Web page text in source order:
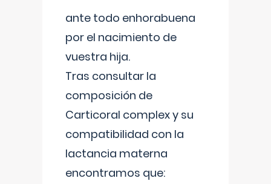
ante todo enhorabuena
por el nacimiento de
vuestra hija.
Tras consultar la
composición de
Carticoral complex y su
compatibilidad con la
lactancia materna
encontramos que: